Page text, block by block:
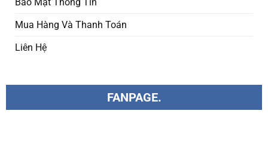
Mua Hàng Và Thanh Toán
Liên Hệ
FANPAGE.